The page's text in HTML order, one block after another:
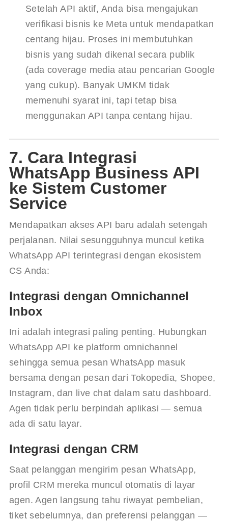
Setelah API aktif, Anda bisa mengajukan
verifikasi bisnis ke Meta untuk mendapatkan
centang hijau. Proses ini membutuhkan
bisnis yang sudah dikenal secara publik
(ada coverage media atau pencarian Google
yang cukup). Banyak UMKM tidak
memenuhi syarat ini, tapi tetap bisa
menggunakan API tanpa centang hijau.
7. Cara Integrasi
WhatsApp Business API
ke Sistem Customer
Service
Mendapatkan akses API baru adalah setengah
perjalanan. Nilai sesungguhnya muncul ketika
WhatsApp API terintegrasi dengan ekosistem
CS Anda:
Integrasi dengan Omnichannel
Inbox
Ini adalah integrasi paling penting. Hubungkan
WhatsApp API ke platform omnichannel
sehingga semua pesan WhatsApp masuk
bersama dengan pesan dari Tokopedia, Shopee,
Instagram, dan live chat dalam satu dashboard.
Agen tidak perlu berpindah aplikasi — semua
ada di satu layar.
Integrasi dengan CRM
Saat pelanggan mengirim pesan WhatsApp,
profil CRM mereka muncul otomatis di layar
agen. Agen langsung tahu riwayat pembelian,
tiket sebelumnya, dan preferensi pelanggan —